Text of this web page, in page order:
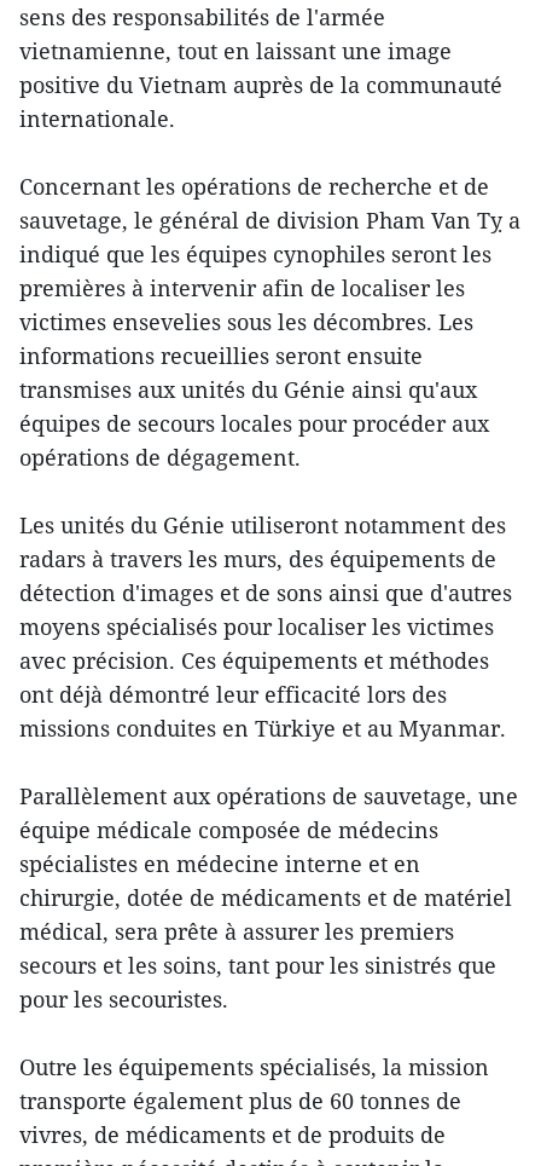
sens des responsabilités de l'armée
vietnamienne, tout en laissant une image
positive du Vietnam auprès de la communauté
internationale.
Concernant les opérations de recherche et de
sauvetage, le général de division Pham Van Tỵ a
indiqué que les équipes cynophiles seront les
premières à intervenir afin de localiser les
victimes ensevelies sous les décombres. Les
informations recueillies seront ensuite
transmises aux unités du Génie ainsi qu'aux
équipes de secours locales pour procéder aux
opérations de dégagement.
Les unités du Génie utiliseront notamment des
radars à travers les murs, des équipements de
détection d'images et de sons ainsi que d'autres
moyens spécialisés pour localiser les victimes
avec précision. Ces équipements et méthodes
ont déjà démontré leur efficacité lors des
missions conduites en Türkiye et au Myanmar.
Parallèlement aux opérations de sauvetage, une
équipe médicale composée de médecins
spécialistes en médecine interne et en
chirurgie, dotée de médicaments et de matériel
médical, sera prête à assurer les premiers
secours et les soins, tant pour les sinistrés que
pour les secouristes.
Outre les équipements spécialisés, la mission
transporte également plus de 60 tonnes de
vivres, de médicaments et de produits de